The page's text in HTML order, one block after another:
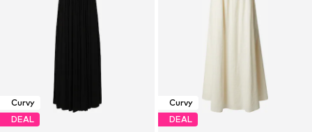
Curvy
DEAL
Curvy
DEAL